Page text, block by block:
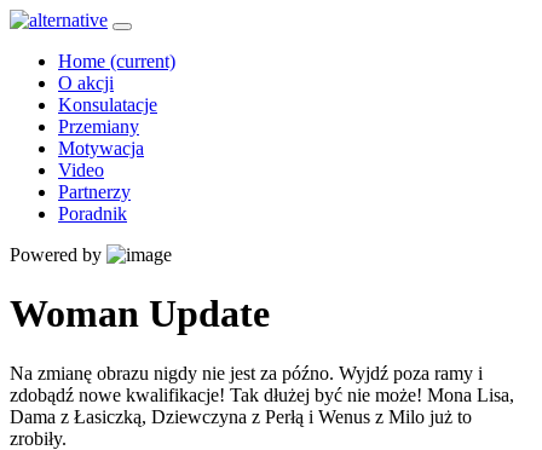
Home (current)
O akcji
Konsulatacje
Przemiany
Motywacja
Video
Partnerzy
Poradnik
Powered by
Woman Update
Na zmianę obrazu nigdy nie jest za późno. Wyjdź poza ramy i
zdobądź nowe kwalifikacje! Tak dłużej być nie może! Mona Lisa,
Dama z Łasiczką, Dziewczyna z Perłą i Wenus z Milo już to
zrobiły.